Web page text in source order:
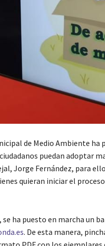
de Medio Ambiente ha
puedan adoptar
Jorge Fernández, para
quieran iniciar el
se ha puesto en marcha un
. De esta manera,